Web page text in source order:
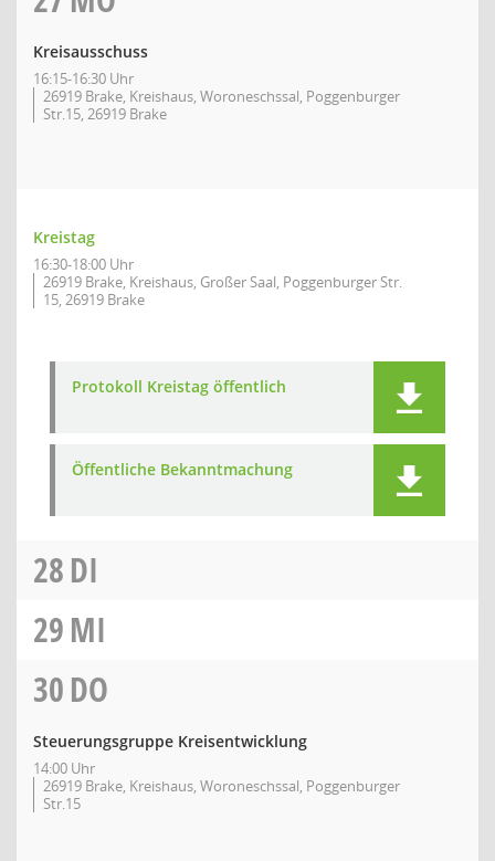
Kreisausschuss
16:15-16:30 Uhr
26919 Brake, Kreishaus, Woroneschssal, Poggenburger
Str.15, 26919 Brake
Kreistag
16:30-18:00 Uhr
26919 Brake, Kreishaus, Großer Saal, Poggenburger Str.
15, 26919 Brake
Protokoll Kreistag öffentlich
Öffentliche Bekanntmachung
28DI
29MI
30DO
Steuerungsgruppe Kreisentwicklung
14:00 Uhr
26919 Brake, Kreishaus, Woroneschssal, Poggenburger
Str.15